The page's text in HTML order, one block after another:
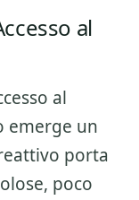
al
al
emerge un
porta
poco